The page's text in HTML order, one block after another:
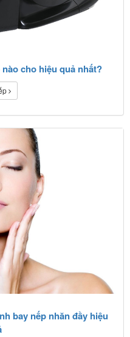
cho hiệu quả nhất?
bay nếp nhăn đầy hiệu